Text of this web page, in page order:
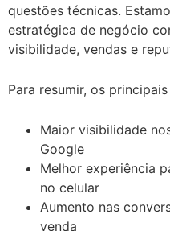
questões técnicas.
estratégica de negócio
visibilidade, vendas e
Para resumir, os
Maior visibilidade
Google
Melhor experiência
no celular
Aumento nas
venda